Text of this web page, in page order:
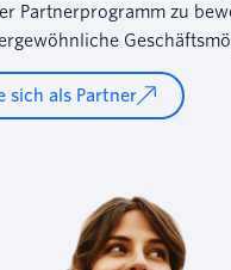
Partnerprogramm zu
sich als Partner